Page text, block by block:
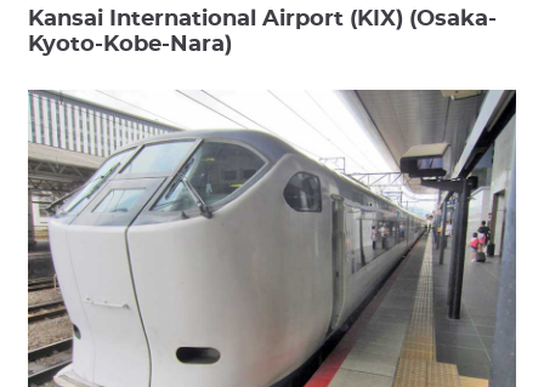
Kansai International Airport (KIX) (Osaka-
Kyoto-Kobe-Nara)